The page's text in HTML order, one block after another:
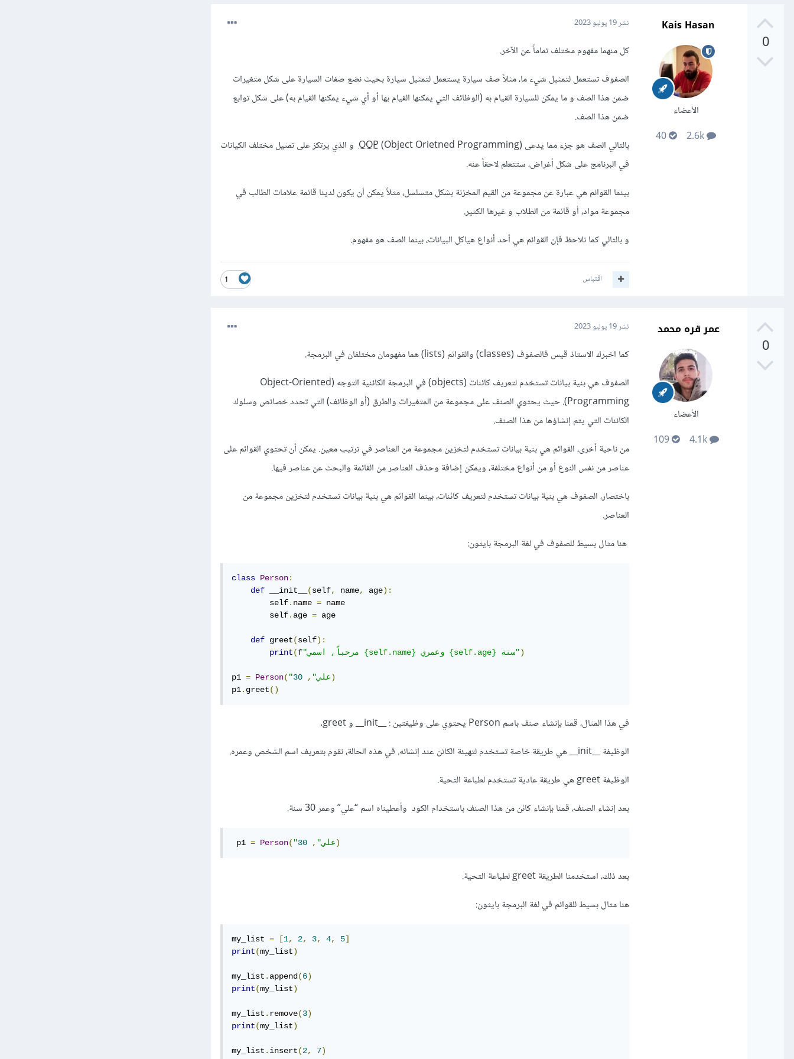
0
Kais Hasan
الأعضاء
نشر19 يوليو 2023
كل منهما مفهوم مختلف تماماً عن الآخر.
الصفوف تستعمل لتمثيل شيء ما، مثلاً صف سيارة يستعمل لتمثيل سيارة بحيث نضع صفات السيارة على شكل متغيرات
ضمن هذا الصف و ما يمكن للسيارة القيام به (الوظائف التي يمكنها القيام بها أو أي شيء يمكنها القيام به) على شكل توابع
ضمن هذا الصف.
بالتالي الصف هو جزء مما يدعى
OOP (Object Orietned Programming) و الذي يرتكز على تمثيل مختلف الكيانات
في البرنامج على شكل أغراض، ستتعلم لاحقاً عنه.
بينما القوائم هي عبارة عن مجموعة من القيم المخزنة بشكل متسلسل، مثلاً يمكن أن يكون لدينا قائمة علامات الطالب في
مجموعة مواد، أو قائمة من الطلاب و غيرها الكثير.
و بالتالي كما نلاحظ فإن القوائم هي أحد أنواع هياكل البيانات، بينما الصف هو مفهوم.
1 اقتباس
0
عمر قره محمد
الأعضاء
4.1k
109
نشر19 يوليو 2023
كما اخبرك الاستاذ قيس فالصفوف (classes) والقوائم (lists) هما مفهومان مختلفان في البرمجة.
الصفوف هي بنية بيانات تستخدم لتعريف كائنات (objects) في البرمجة الكائنية التوجه (Object-Oriented
Programming). حيث يحتوي الصنف على مجموعة من المتغيرات والطرق (أو الوظائف) التي تحدد خصائص وسلوك
الكائنات التي يتم إنشاؤها من هذا الصنف.
من ناحية أخرى، القوائم هي بنية بيانات تستخدم لتخزين مجموعة من العناصر في ترتيب معين. يمكن أن تحتوي القوائم على
عناصر من نفس النوع أو من أنواع مختلفة، ويمكن إضافة وحذف العناصر من القائمة والبحث عن عناصر فيها.
باختصار، الصفوف هي بنية بيانات تستخدم لتعريف كائنات، بينما القوائم هي بنية بيانات تستخدم لتخزين مجموعة من
العناصر.
هنا مثال بسيط للصفوف في لغة البرمجة بايثون:
class Person:
def __init__ (self, name, age):
        self
. name = name
        self
. age = age
def greet(self):
print(f "مرحباً, اسمي {self.name} وعمري {self.age} سنة")
p1 = Person( "علي" ,
30
)
p1. greet()
في هذا المثال، قمنا بإنشاء صنف باسم Person يحتوي على وظيفتين : __init__ و greet.
الوظيفة __init__ هي طريقة خاصة تستخدم لتهيئة الكائن عند إنشائه. في هذه الحالة، نقوم بتعريف اسم الشخص وعمره.
الوظيفة greet هي طريقة عادية تستخدم لطباعة التحية.
بعد إنشاء الصنف، قمنا بإنشاء كائن من هذا الصنف باستخدام الكود وأعطيناه اسم “علي” وعمر 30 سنة.
p1 = Person( "علي" ,
30 )
بعد ذلك، استخدمنا الطريقة greet لطباعة التحية.
هنا مثال بسيط للقوائم في لغة البرمجة بايثون:
my_list = [1, 2, 3, 4, 5]
print(my_list)
my_list . append(6)
print(my_list)
my_list . remove(3)
print(my_list)
my_list . insert(2, 7)